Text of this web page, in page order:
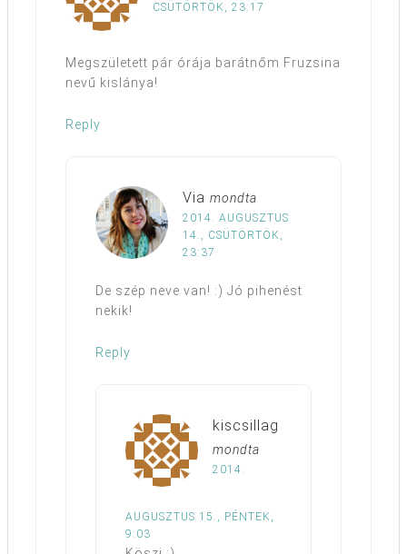
CSÜTÖRTÖK, 23:17
Megszületett pár órája barátnőm Fruzsina
nevű kislánya!
Reply
Via mondta
2014. AUGUSZTUS
14., CSÜTÖRTÖK,
23:37
De szép neve van! :) Jó pihenést
nekik!
Reply
kiscsillag
mondta
2014.
AUGUSZTUS 15., PÉNTEK,
9:03